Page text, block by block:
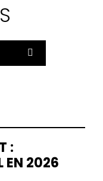
:
EN 2026